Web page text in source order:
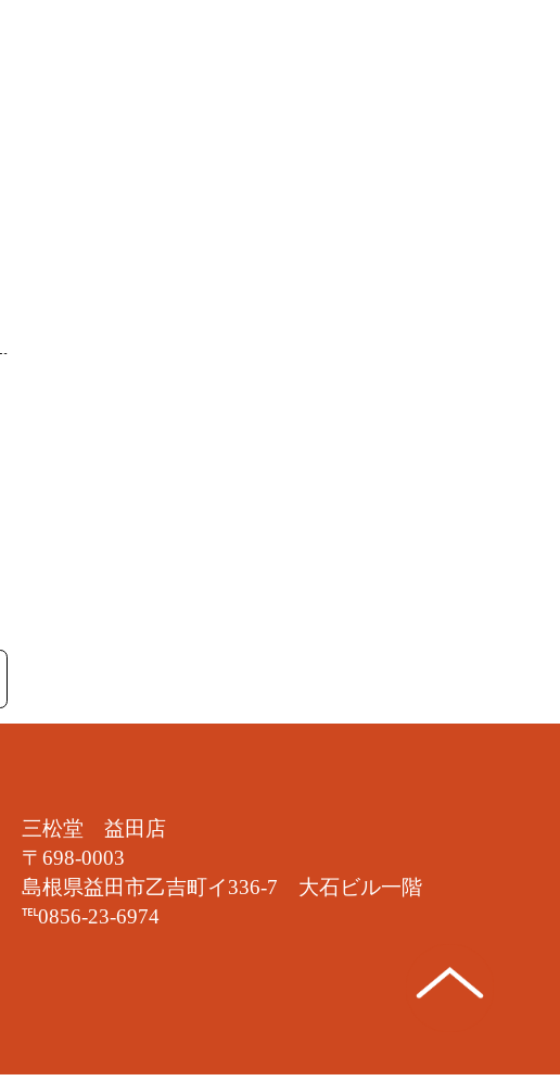
三松堂 益田店
〒698-0003
島根県益田市乙吉町イ336-7 大石ビル一階
℡0856-23-6974